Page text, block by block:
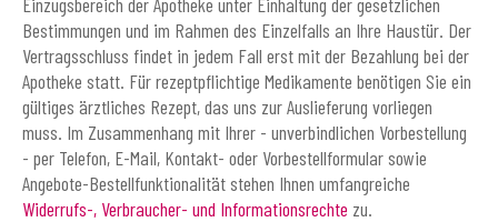
Bestimmungen und im Rahmen des Einzelfalls an Ihre Haustür. Der
Vertragsschluss findet in jedem Fall erst mit der Bezahlung bei der
Apotheke statt. Für rezeptpflichtige Medikamente benötigen Sie ein
gültiges ärztliches Rezept, das uns zur Auslieferung vorliegen
muss. Im Zusammenhang mit Ihrer - unverbindlichen Vorbestellung
- per Telefon, E-Mail, Kontakt- oder Vorbestellformular sowie
Angebote-Bestellfunktionalität stehen Ihnen umfangreiche
Widerrufs-, Verbraucher- und Informationsrechte zu.